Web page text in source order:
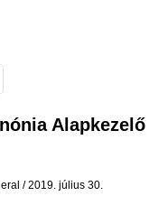
Alapkezelő
2019. július 30.